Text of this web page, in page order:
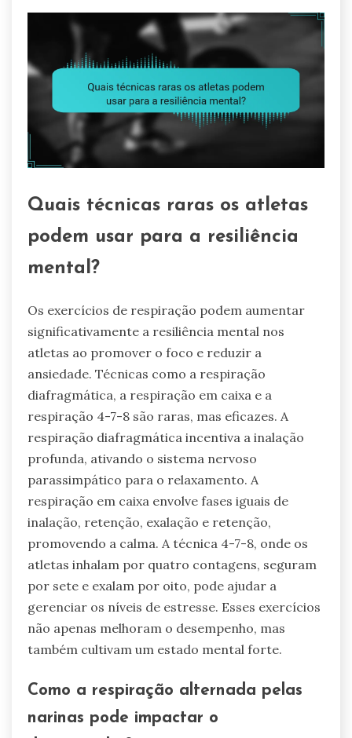
Quais técnicas raras os atletas
podem usar para a resiliência
mental?
Os exercícios de respiração podem aumentar
significativamente a resiliência mental nos
atletas ao promover o foco e reduzir a
ansiedade. Técnicas como a respiração
diafragmática, a respiração em caixa e a
respiração 4-7-8 são raras, mas eficazes. A
respiração diafragmática incentiva a inalação
profunda, ativando o sistema nervoso
parassimpático para o relaxamento. A
respiração em caixa envolve fases iguais de
inalação, retenção, exalação e retenção,
promovendo a calma. A técnica 4-7-8, onde os
atletas inhalam por quatro contagens, seguram
por sete e exalam por oito, pode ajudar a
gerenciar os níveis de estresse. Esses exercícios
não apenas melhoram o desempenho, mas
também cultivam um estado mental forte.
Como a respiração alternada pelas
narinas pode impactar o